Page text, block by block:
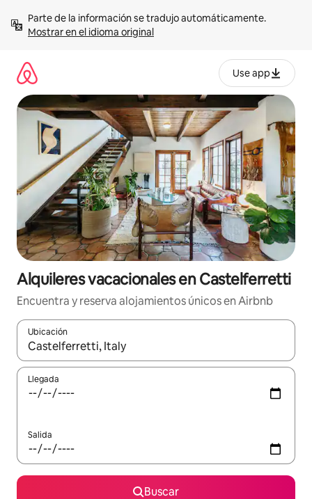
contenidoMostrar en el idioma original
Use app
Alquileres vacacionales en Castelferretti
Encuentra y reserva alojamientos únicos en Airbnb
Ubicación
Cuando los resultados estén disponibles, navega con las
Llegada
Salida
Buscar